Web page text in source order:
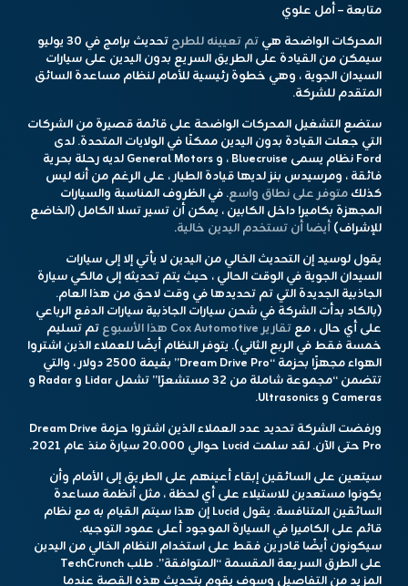
متابعة – أمل علوي
المحركات الواضحة هيتم تعيينه للطرح
تحديث برامج في 30 يوليو
سيمكن من القيادة على الطريق السريع بدون اليدين على سيارات
السيدان الجوية ، وهي خطوة رئيسية للأمام لنظام مساعدة السائق
المتقدم للشركة.
ستضع التشغيل المحركات الواضحة على قائمة قصيرة من الشركات
التي جعلت القيادة بدون اليدين ممكنًا في الولايات المتحدة. لدى
Ford نظام يسمى Bluecruise ، و General Motors لديه رحلة بحرية
فائقة ، ومرسيدس بنز لديها قيادة الطيار ، على الرغم من أنه ليس
كذلكمتوفر على نطاق واسع. في الظروف المناسبة والسيارات
المجهزة بكاميرا داخل الكابين ، يمكن أن تسير تسلا الكامل (الخاضع
للإشراف)أيضا أن تستخدم اليدين خالية.
يقول لوسيد إن التحديث الخالي من اليدين لا يأتي إلا إلى سيارات
السيدان الجوية في الوقت الحالي ، حيث يتم تحديثه إلى مالكي سيارة
الجاذبية الجديدة التي تم تحديدها في وقت لاحق من هذا العام.
(بالكاد بدأت الشركة في شحن سيارات الجاذبية سيارات الدفع الرباعي
على أي حال ، معتقارير Cox Automotive هذا الأسبوع
تم تسليم
خمسة فقط في الربع الثاني). يتوفر النظام أيضًا للعملاء الذين اشتروا
الهواء مجهزًا بحزمة “Dream Drive Pro” بقيمة 2500 دولار ، والتي
تتضمن “مجموعة شاملة من 32 مستشعرًا” تشمل Lidar و Radar و
Cameras و Ultrasonics.
ورفضت الشركة تحديد عدد العملاء الذين اشتروا حزمة Dream Drive
Pro حتى الآن. لقد سلمت Lucid حوالي 20،000 سيارة منذ عام 2021.
سيتعين على السائقين إبقاء أعينهم على الطريق إلى الأمام وأن
يكونوا مستعدين للاستيلاء على أي لحظة ، مثل أنظمة مساعدة
السائقين المتنافسة. يقول Lucid إن هذا سيتم القيام به مع نظام
قائم على الكاميرا في السيارة الموجود أعلى عمود التوجيه.
سيكونون أيضًا قادرين فقط على استخدام النظام الخالي من اليدين
على الطرق السريعة المقسمة “المتوافقة”. طلب TechCrunch
المزيد من التفاصيل وسوف يقوم بتحديث هذه القصة عندما